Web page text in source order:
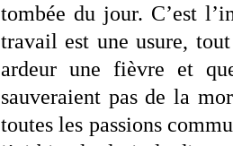
tombée du jour. C’est
travail est une usure,
ardeur une fièvre et
sauveraient pas de la
toutes les passions